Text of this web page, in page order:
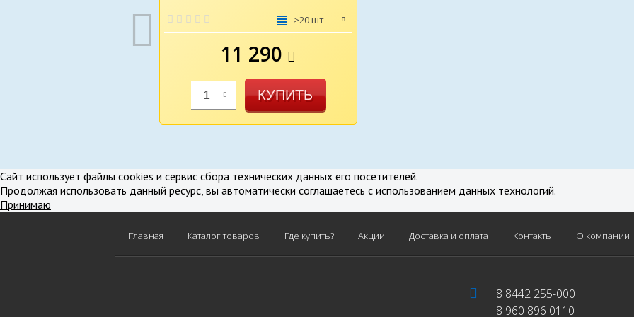
>20 шт
11 290
1 КУПИТЬ
В избранное В сравнение
Главная Каталог товаров Где купить? Акции Доставка и оплата Контакты О компании
8 8442 255-000
8 960 896 0110
Сайт использует файлы cookies и сервис сбора технических данных его посетителей.
Продолжая использовать данный ресурс, вы автоматически соглашаетесь с использованием данных технологий.
Принимаю